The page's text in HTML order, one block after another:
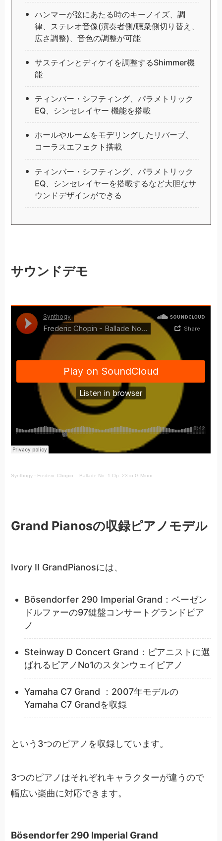
ハンマーが弦にあたる時のキーノイズ、調
律、ステレオ音像(演奏者側/聴衆側切り替え、
広さ調整)、音色の調整が可能
サステインとディケイを調整するShimmer機
能
ティンバー・シフティング、パラメトリック
EQ、シンセレイヤー 機能を搭載
ホールやルームをモデリングしたリバーブ、
コーラスエフェクト搭載
ティンバー・シフティング、パラメトリック
EQ、シンセレイヤーを搭載するなど大胆なサ
ウンドデザインができる
サウンドデモ
Synthogy · Frederic Chopin – Ballade No. 1 Op. 23 in G Minor
Grand Pianosの収録ピアノモデル
Ivory II GrandPianosには、
Bösendorfer 290 Imperial Grand：ベーゼン
ドルファーの97鍵盤コンサートグランドピア
ノ
Steinway D Concert Grand：ピアニストに選
ばれるピアノNo1のスタンウェイピアノ
Yamaha C7 Grand ：2007年モデルの
Yamaha C7 Grandを収録
という3つのピアノを収録しています。
3つのピアノはそれぞれキャラクターが違うので
幅広い楽曲に対応できます。
Bösendorfer 290 Imperial Grand